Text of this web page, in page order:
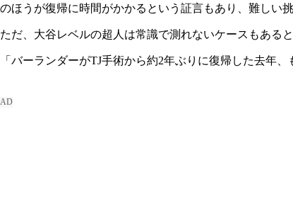
のほうが復帰に時間がかかるという証言もあり、難しい
ただ、大谷レベルの超人は常識で測れないケースもある
「バーランダーがTJ手術から約2年ぶりに復帰した去年